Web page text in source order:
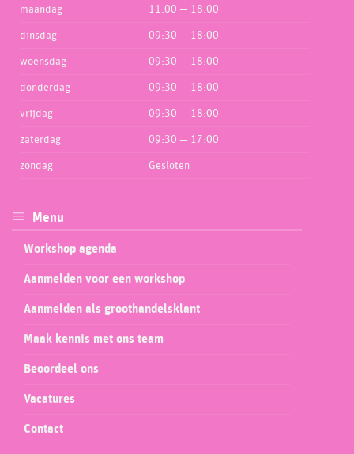
maandag 11:00 — 18:00
dinsdag 09:30 — 18:00
woensdag 09:30 — 18:00
donderdag 09:30 — 18:00
vrijdag 09:30 — 18:00
zaterdag 09:30 — 17:00
zondag Gesloten
Menu
Workshop agenda
Aanmelden voor een workshop
Aanmelden als groothandelsklant
Maak kennis met ons team
Beoordeel ons
Vacatures
Contact